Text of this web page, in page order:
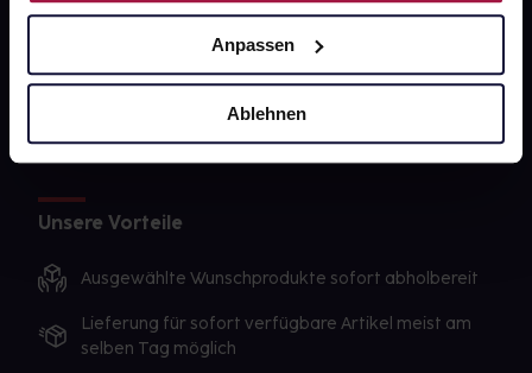
Anpassen
Ablehnen
AGB
Unsere Vorteile
Ausgewählte Wunschprodukte sofort abholbereit
Lieferung für sofort verfügbare Artikel meist am
selben Tag möglich